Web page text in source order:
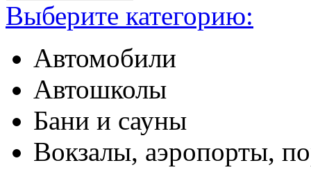
Выберите категорию:
Автомобили
Автошколы
Бани и сауны
Вокзалы, аэропорты,